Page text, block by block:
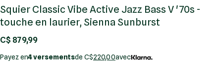
Squier Classic Vibe Active Jazz Bass V '70s -
touche en laurier, Sienna Sunburst
C$ 879,99
Payez en4 versementsde C$220,00avec